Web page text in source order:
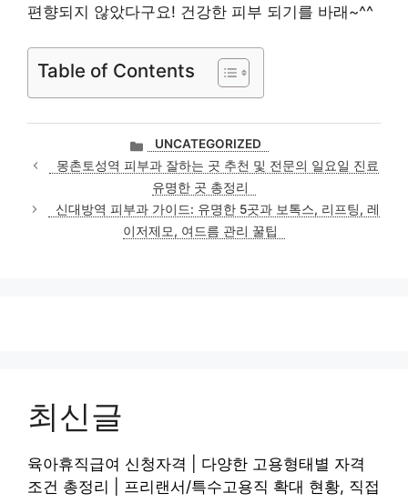
편향되지 않았다구요! 건강한 피부 되기를 바래~^^
Table of Contents
카
테
고
리
UNCATEGORIZED
몽촌토성역 피부과 잘하는 곳 추천 및 전문의 일요일 진료
유명한 곳 총정리
신대방역 피부과 가이드: 유명한 5곳과 보톡스, 리프팅, 레
이저제모, 여드름 관리 꿀팁
최신글
육아휴직급여 신청자격 | 다양한 고용형태별 자격
조건 총정리 | 프리랜서/특수고용직 확대 현황, 직접